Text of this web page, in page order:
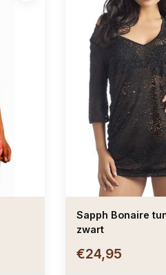
Sapph Bonaire
zwart
€24,95